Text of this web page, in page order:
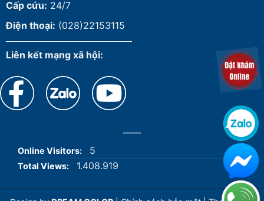
Cấp cứu: 24/7
Điện thoại: (028)22153115
Liên kết mạng xã hội:
Online Visitors: 5
Total Views: 1.408.919